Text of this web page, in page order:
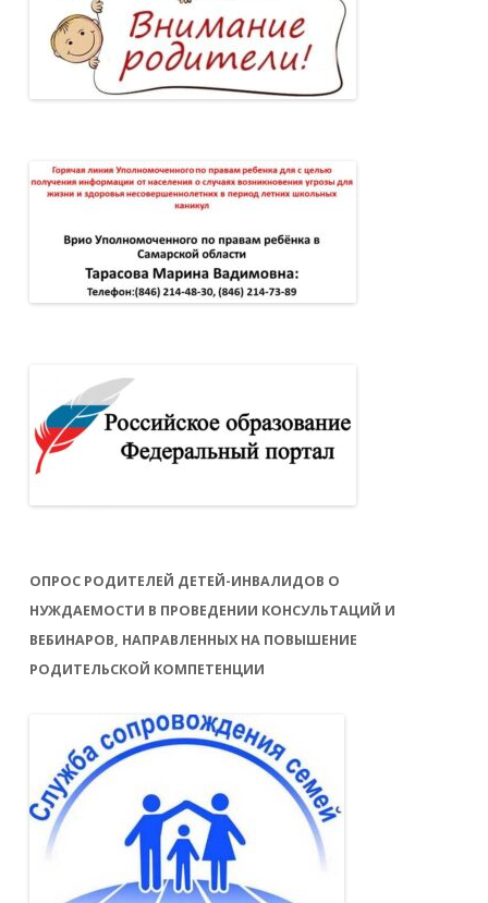
ОПРОС РОДИТЕЛЕЙ ДЕТЕЙ-ИНВАЛИДОВ О
НУЖДАЕМОСТИ В ПРОВЕДЕНИИ КОНСУЛЬТАЦИЙ И
ВЕБИНАРОВ, НАПРАВЛЕННЫХ НА ПОВЫШЕНИЕ
РОДИТЕЛЬСКОЙ КОМПЕТЕНЦИИ